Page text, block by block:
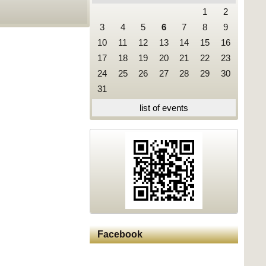
1
2
3
4 5 6 7 8
9
10
11 12 13 14 15
16
17
18 19 20 21 22
23
24
25 26 27 28 29
30
31
list of events
Facebook